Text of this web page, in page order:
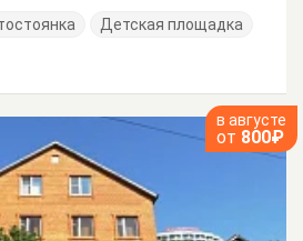
Детская площадка
в августе
от 800₽